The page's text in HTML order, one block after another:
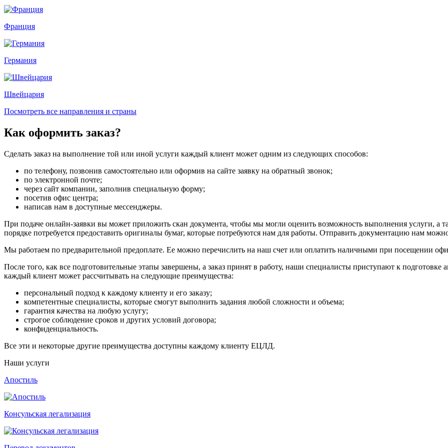
Франция
Германия
Швейцария
Посмотреть все направления и страны
Как оформить заказ?
Сделать заказ на выполнение той или иной услуги каждый клиент может одним из следующих способов:
по телефону, позвонив самостоятельно или оформив на сайте заявку на обратный звонок;
по электронной почте;
через сайт компании, заполнив специальную форму;
посетив офис центра;
написав нам в доступные мессенджеры.
При подаче онлайн-заявки вы может приложить скан документа, чтобы мы могли оценить возможность выполнения услуги, а
порядке потребуется предоставить оригиналы бумаг, которые потребуются нам для работы. Отправить документацию нам
Мы работаем по предварительной предоплате. Ее можно перечислить на наш счет или оплатить наличными при посещении
После того, как все подготовительные этапы завершены, а заказ принят в работу, наши специалисты приступают к
каждый клиент может рассчитывать на следующие преимущества:
персональный подход к каждому клиенту и его заказу;
компетентные специалисты, которые смогут выполнить задания любой сложности и объема;
гарантия качества на любую услугу;
строгое соблюдение сроков и других условий договора;
конфиденциальность.
Все эти и некоторые другие преимущества доступны каждому клиенту ЕЦЛД.
Наши услуги
Апостиль
Консульская легализация